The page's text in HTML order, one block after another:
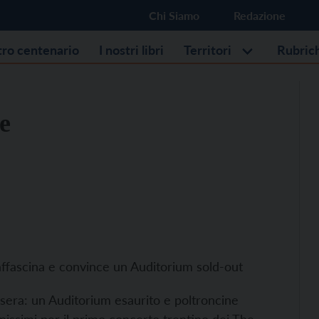
Chi Siamo Redazione
centenario I nostri libri Territori
e convince un Auditorium sold-out
un Auditorium esaurito e poltroncine